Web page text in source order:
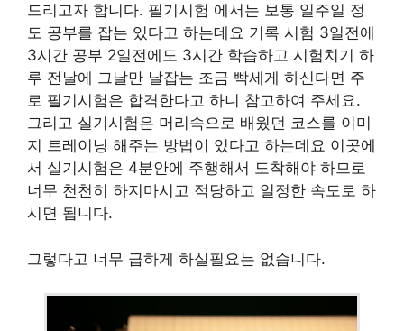
드리고자 합니다. 필기시험 에서는 보통 일주일 정
도 공부를 잡는 있다고 하는데요 기록 시험 3일전에
3시간 공부 2일전에도 3시간 학습하고 시험치기 하
루 전날에 그날만 날잡는 조금 빡세게 하신다면 주
로 필기시험은 합격한다고 하니 참고하여 주세요.
그리고 실기시험은 머리속으로 배웠던 코스를 이미
지 트레이닝 해주는 방법이 있다고 하는데요 이곳에
서 실기시험은 4분안에 주행해서 도착해야 하므로
너무 천천히 하지마시고 적당하고 일정한 속도로 하
시면 됩니다.
그렇다고 너무 급하게 하실필요는 없습니다.